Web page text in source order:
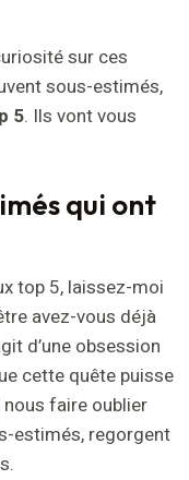
sur ces
sous-estimés,
5. Ils vont vous
qui ont
top 5, laissez-moi
avez-vous déjà
d’une obsession
cette quête puisse
faire oublier
estimés, regorgent